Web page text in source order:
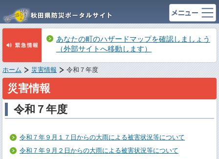
あなたの町のハザードマップを確認しましょう
（外部サイトへ移動します）
ホーム 災害情報 令和７年度
災害情報
令和７年度
令和７年９月１７日からの大雨による被害状況等について
令和７年９月２日からの大雨による被害状況等について